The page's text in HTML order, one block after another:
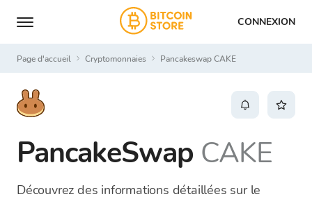
CONNEXION
Page d'accueil Cryptomonnaies Pancakeswap CAKE
PancakeSwap CAKE
Découvrez des informations détaillées sur le